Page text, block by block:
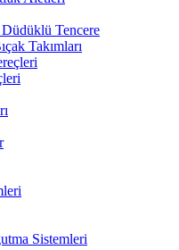
Tencere
Takımları
Sistemleri